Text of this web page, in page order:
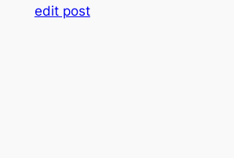
edit post